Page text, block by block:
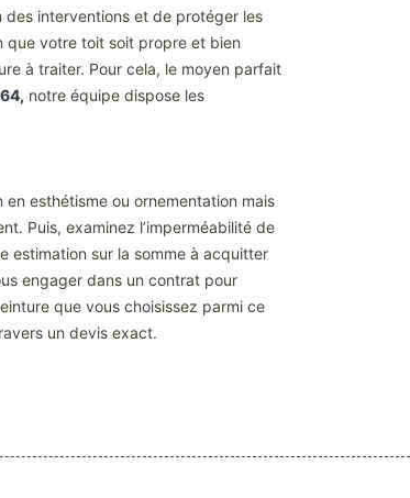
des interventions et de protéger les
que votre toit soit propre et bien
à traiter. Pour cela, le moyen parfait
notre équipe dispose les
en esthétisme ou ornementation mais
Puis, examinez l’imperméabilité de
estimation sur la somme à acquitter
engager dans un contrat pour
que vous choisissez parmi ce
un devis exact.